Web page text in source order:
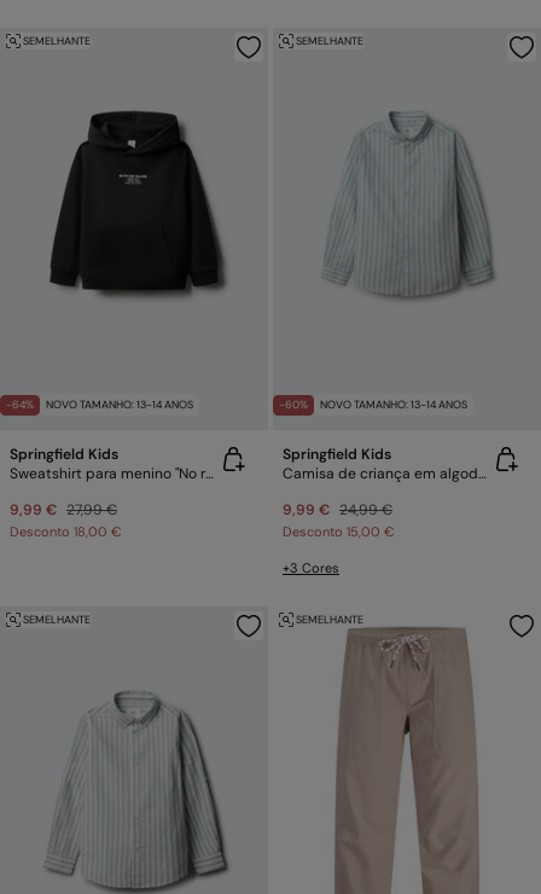
-64% NOVO TAMANHO: 13-14 ANOS
SEMELHANTE
Springfield Kids
Sweatshirt para menino "No rules"
9,99 € 27,99 €
Desconto 18,00 €
-60% NOVO TAMANHO: 13-14 ANOS
SEMELHANTE
Springfield Kids
Camisa de criança em algodão slub
9,99 € 24,99 €
Desconto 15,00 €
+3 Cores
SEMELHANTE SEMELHANTE